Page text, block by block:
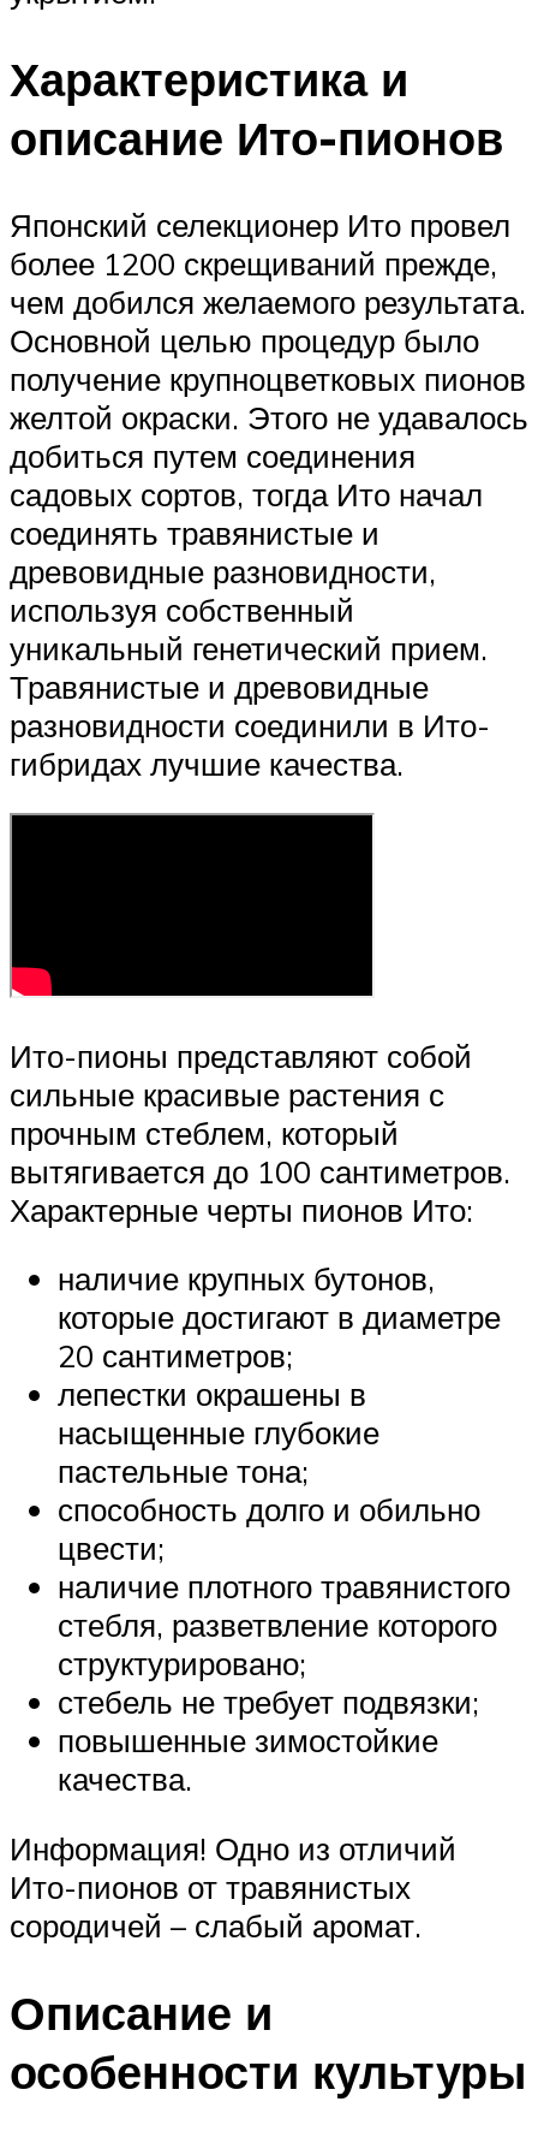
Характеристика и
описание Ито-пионов
Японский селекционер Ито провел
более 1200 скрещиваний прежде,
чем добился желаемого результата.
Основной целью процедур было
получение крупноцветковых пионов
желтой окраски. Этого не удавалось
добиться путем соединения
садовых сортов, тогда Ито начал
соединять травянистые и
древовидные разновидности,
используя собственный
уникальный генетический прием.
Травянистые и древовидные
разновидности соединили в Ито-
гибридах лучшие качества.
Ито-пионы представляют собой
сильные красивые растения с
прочным стеблем, который
вытягивается до 100 сантиметров.
Характерные черты пионов Ито:
наличие крупных бутонов,
которые достигают в диаметре
20 сантиметров;
лепестки окрашены в
насыщенные глубокие
пастельные тона;
способность долго и обильно
цвести;
наличие плотного травянистого
стебля, разветвление которого
структурировано;
стебель не требует подвязки;
повышенные зимостойкие
качества.
Информация! Одно из отличий
Ито-пионов от травянистых
сородичей – слабый аромат.
Описание и
особенности культуры